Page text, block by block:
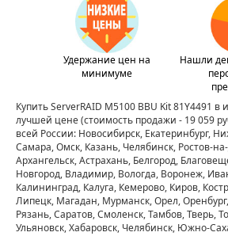
Удержание цен на
минимуме
Нашли
Купить ServerRAID M5100 BBU Kit 81Y4491 в
лучшей цене(стоимость продажи - 19 059
всей России: Новосибирск, Екатеринбург,
Самара, Омск, Казань, Челябинск, Ростов-
Архангельск, Астрахань, Белгород,
Новгород, Владимир, Вологда, Воронеж,
Калининград, Калуга, Кемерово, Киров,
Липецк, Магадан, Мурманск, Орел,
Рязань, Саратов, Смоленск, Тамбов, Тверь,
Ульяновск, Хабаровск, Челябинск, Южно-